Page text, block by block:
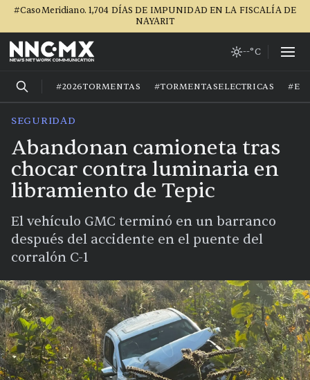
#CasoMeridiano. 1,704 DÍAS DE IMPUNIDAD EN LA FISCALÍA DE
NAYARIT
--°C
#2026TORMENTAS #TORMENTASELECTRICAS
SEGURIDAD
Abandonan camioneta tras
chocar contra luminaria en
libramiento de Tepic
El vehículo GMC terminó en un barranco
después del accidente en el puente del
corralón C-1